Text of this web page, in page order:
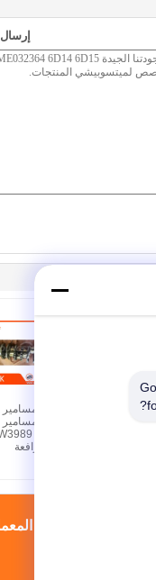
محرك الرافعة
ألومنيوم OEM شفرة
جولة في